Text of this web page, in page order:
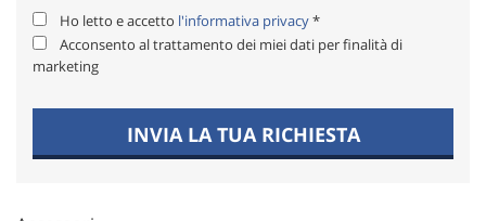
Ho letto e accetto l'informativa privacy*
Acconsento al trattamento dei miei dati per finalità di
marketing
INVIA LA TUA RICHIESTA